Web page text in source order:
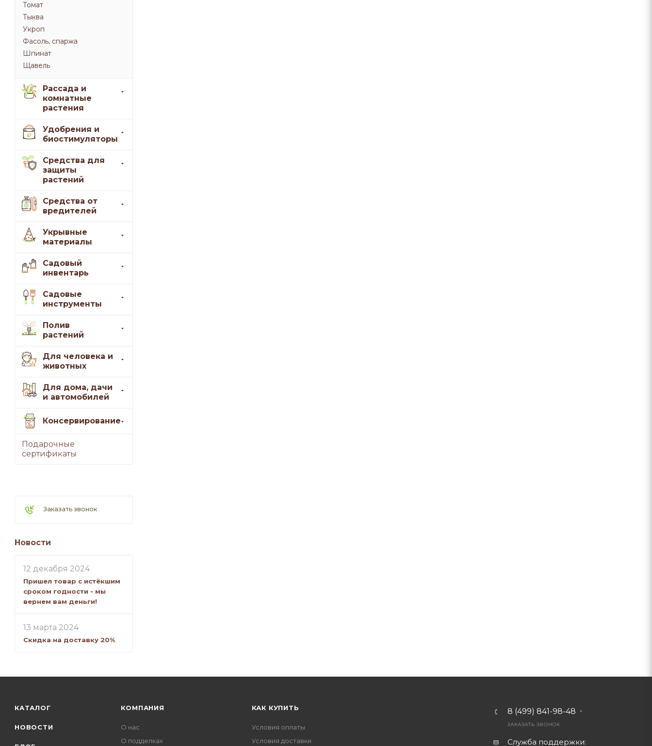
Томат
Тыква
Укроп
Фасоль, спаржа
Шпинат
Щавель
Рассада и
комнатные
растения
Удобрения и
биостимуляторы
Средства для
защиты
растений
Средства от
вредителей
Укрывные
материалы
Садовый
инвентарь
Садовые
инструменты
Полив
растений
Для человека и
животных
Для дома, дачи
и автомобилей
Консервирование
Подарочные
сертификаты
Заказать звонок
Новости
12 декабря 2024
Пришел товар с истёкшим
сроком годности - мы
вернем вам деньги!
13 марта 2024
Скидка на доставку 20%
КАТАЛОГ
НОВОСТИ
КОМПАНИЯ
О нас
О подделках
КАК КУПИТЬ
Условия оплаты
Условия доставки
8 (499) 841-98-48
ЗАКАЗАТЬ ЗВОНОК
Служба поддержки: